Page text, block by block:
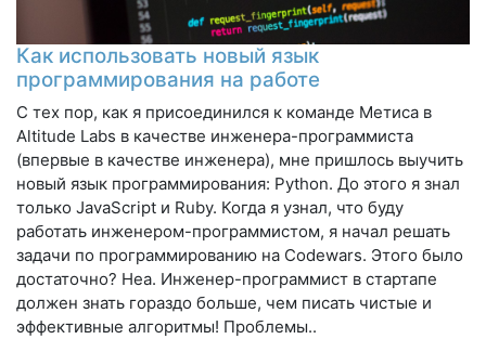
Как использовать новый язык
программирования на работе
С тех пор, как я присоединился к команде Метиса в
Altitude Labs в качестве инженера-программиста
(впервые в качестве инженера), мне пришлось выучить
новый язык программирования: Python. До этого я знал
только JavaScript и Ruby. Когда я узнал, что буду
работать инженером-программистом, я начал решать
задачи по программированию на Codewars. Этого было
достаточно? Неа. Инженер-программист в стартапе
должен знать гораздо больше, чем писать чистые и
эффективные алгоритмы! Проблемы..